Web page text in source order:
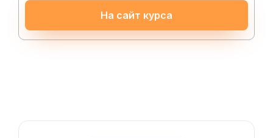
На сайт курса